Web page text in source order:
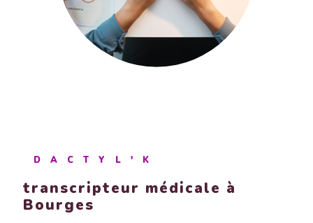
DACTYL'K
transcripteur médicale à
Bourges